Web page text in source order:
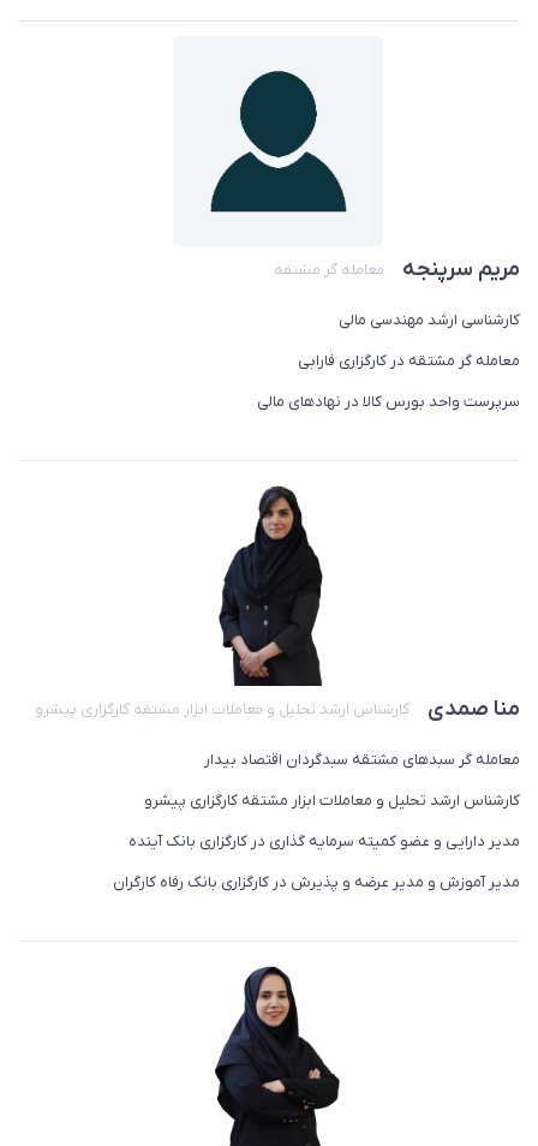
مریم سرپنجه معامله گر مشتقه
کارشناسی ارشد مهندسی مالی
معامله گر مشتقه در کارگزاری فارابی
سرپرست واحد بورس کالا در نهادهای مالی
منا صمدی کارشناس ارشد تحلیل و معاملات ابزار مشتقه کارگزاری پیشرو
معامله گر سبدهای مشتقه سبدگردان اقتصاد بیدار
کارشناس ارشد تحلیل و معاملات ابزار مشتقه کارگزاری پیشرو
مدیر دارایی و عضو کمیته سرمایه گذاری در کارگزاری بانک آینده
مدیر آموزش و مدیر عرضه و پذیرش در کارگزاری بانک رفاه کارگران